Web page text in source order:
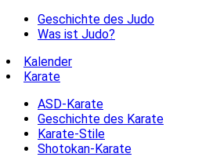
Geschichte des Judo
Was ist Judo?
Kalender
Karate
ASD-Karate
Geschichte des Karate
Karate-Stile
Shotokan-Karate